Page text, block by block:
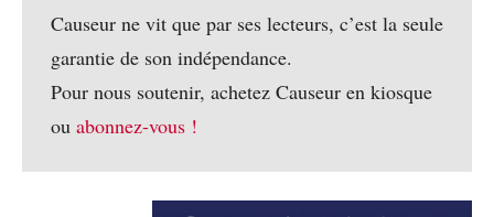
Causeur ne vit que par ses lecteurs, c’est la seule
garantie de son indépendance.
Pour nous soutenir, achetez Causeur en kiosque
ou abonnez-vous !